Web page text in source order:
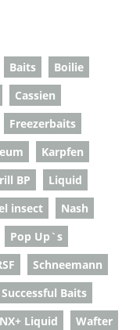
Baits
Boilie
Cassien
Freezerbaits
Karpfen
BP
Liquid
insect
Nash
Pop Up`s
Schneemann
Successful Baits
Liquid
Wafter